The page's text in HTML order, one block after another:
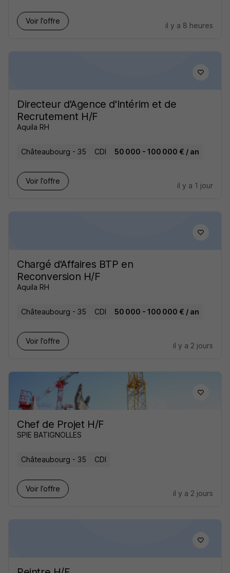
Voir l’offre
il y a 8 heures
Directeur d'Agence d'Intérim et de
Recrutement H/F
Aquila RH
Châteaubourg - 35 CDI 50 000 - 100 000 € / an
Voir l’offre
il y a 1 jour
Chargé d'Affaires BTP en
Reconversion H/F
Aquila RH
Châteaubourg - 35 CDI 50 000 - 100 000 € / an
Voir l’offre
il y a 2 jours
Chef de Projet H/F
SPIE BATIGNOLLES
Châteaubourg - 35 CDI
Voir l’offre
il y a 2 jours